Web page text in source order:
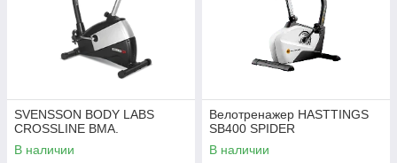
SVENSSON BODY LABS
CROSSLINE BMA.
В наличии
Велотренажер HASTTINGS
SB400 SPIDER
В наличии